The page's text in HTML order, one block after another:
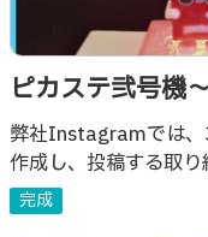
ピカステ弐号機
テージ〜
弊社Instagramでは、
作成し、投稿する取
ら、より“映える”形
光るステージを作って
完成